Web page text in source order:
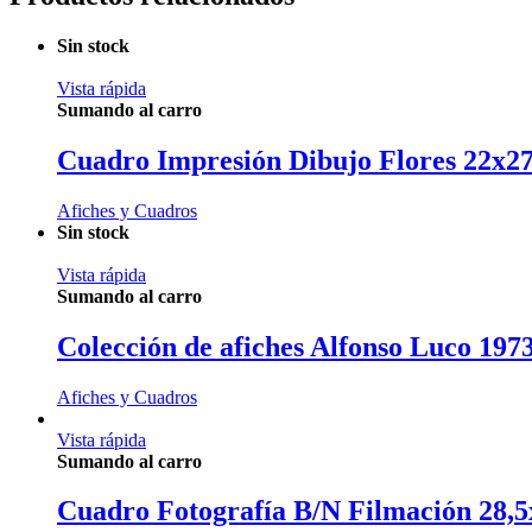
Sin stock
Vista rápida
Sumando al carro
Cuadro Impresión Dibujo Flores
Afiches y Cuadros
Sin stock
Vista rápida
Sumando al carro
Colección de afiches Alfonso Luco
Afiches y Cuadros
Vista rápida
Sumando al carro
Cuadro Fotografía B/N Filmación